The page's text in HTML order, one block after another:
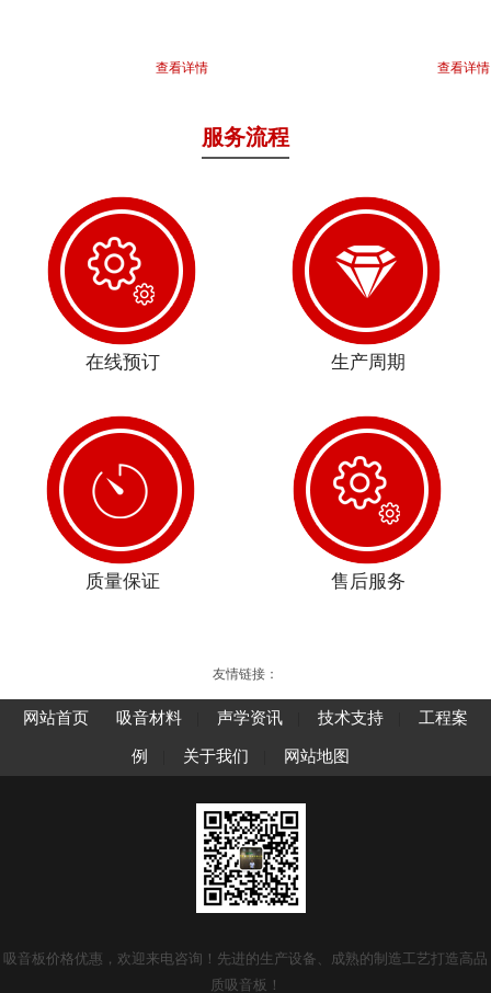
查看详情 查看详情
服务流程
在线预订 生产周期
质量保证 售后服务
友情链接：
网站首页 吸音材料 声学资讯 技术支持 工程案
例 关于我们 网站地图
吸音板价格优惠，欢迎来电咨询！先进的生产设备、成熟的制造工艺打造高品
质吸音板！